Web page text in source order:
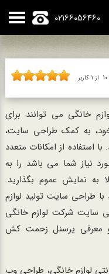
02166056460
10 از 1 کاربر
خانگی می توانند برای
به کمک طراحی سایت،
استفاده از امکانات متعدد
نیاز شما می باشد را به
به نمایش عموم بگذارید.
طراحی سایت تولید لوازم
سایت شرکت لوازم خانگی
معرفی پرسنل زحمت کش
لوازم خانگی، طراحی وب